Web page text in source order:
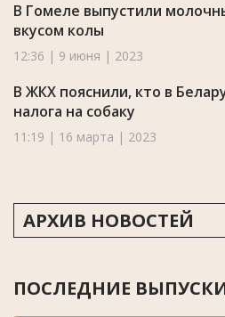
В Гомеле выпустили
вкусом колы
12:36 | 9 июня | 2023
В ЖКХ пояснили, кто в
налога на собаку
11:19 | 16 марта | 2023
АРХИВ НОВОСТЕЙ
ПОСЛЕДНИЕ